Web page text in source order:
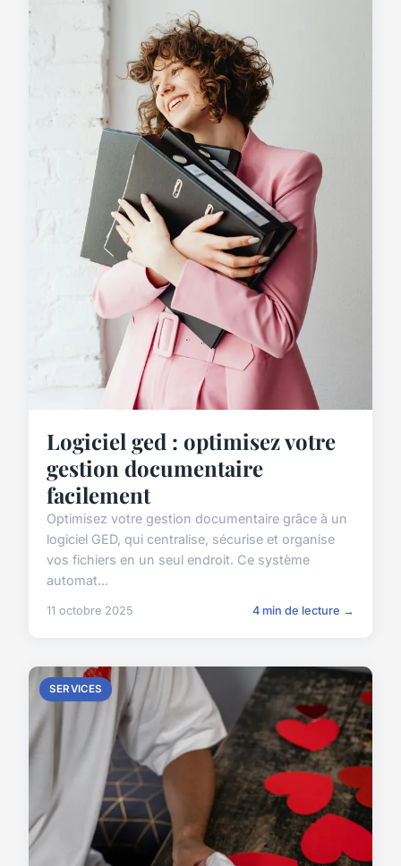
Logiciel ged : optimisez votre
gestion documentaire
facilement
Optimisez votre gestion documentaire grâce à un
logiciel GED, qui centralise, sécurise et organise
vos fichiers en un seul endroit. Ce système
automat...
11 octobre 2025 4 min de lecture →
SERVICES